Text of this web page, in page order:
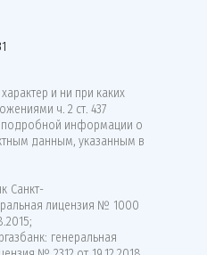
и ни при каких
ч. 2 ст. 437
подробной информации о
данным, указанным в
Санкт-
лицензия № 1000
генеральная